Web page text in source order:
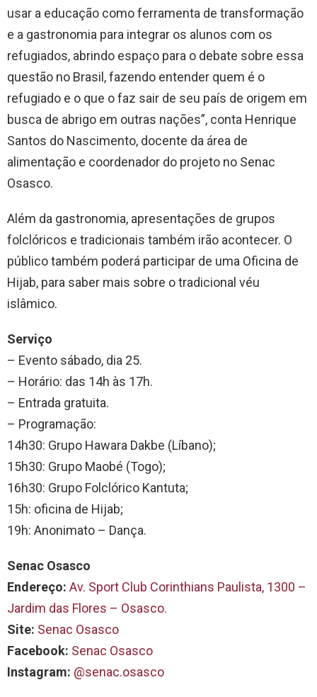
usar a educação como ferramenta de transformação
e a gastronomia para integrar os alunos com os
refugiados, abrindo espaço para o debate sobre essa
questão no Brasil, fazendo entender quem é o
refugiado e o que o faz sair de seu país de origem em
busca de abrigo em outras nações”, conta Henrique
Santos do Nascimento, docente da área de
alimentação e coordenador do projeto no Senac
Osasco.
Além da gastronomia, apresentações de grupos
folclóricos e tradicionais também irão acontecer. O
público também poderá participar de uma Oficina de
Hijab, para saber mais sobre o tradicional véu
islâmico.
Serviço
– Evento sábado, dia 25.
– Horário: das 14h às 17h.
– Entrada gratuita.
– Programação:
14h30: Grupo Hawara Dakbe (Líbano);
15h30: Grupo Maobé (Togo);
16h30: Grupo Folclórico Kantuta;
15h: oficina de Hijab;
19h: Anonimato – Dança.
Senac Osasco
Endereço: Av. Sport Club Corinthians Paulista, 1300 –
Jardim das Flores – Osasco.
Site: Senac Osasco
Facebook: Senac Osasco
Instagram: @senac.osasco